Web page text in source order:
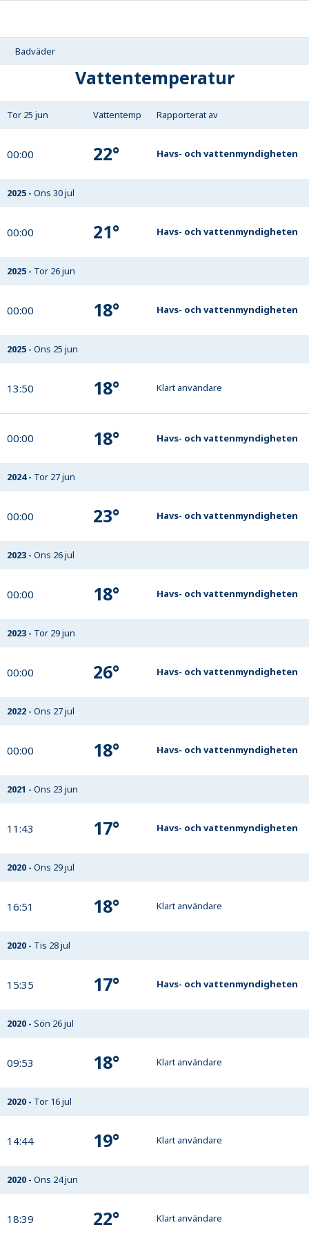
Badväder
Vattentemperatur
Tor 25 jun Vattentemp Rapporterat av
00:00 22° Havs- och vattenmyndigheten
2025 - Ons 30 jul
00:00 21° Havs- och vattenmyndigheten
2025 - Tor 26 jun
00:00 18° Havs- och vattenmyndigheten
2025 - Ons 25 jun
13:50 18° Klart användare
00:00 18° Havs- och vattenmyndigheten
2024- Tor 27 jun
00:00 23° Havs- och vattenmyndigheten
2023 - Ons 26 jul
00:00 18° Havs- och vattenmyndigheten
2023 - Tor 29 jun
00:00 26° Havs- och vattenmyndigheten
2022 - Ons 27 jul
00:00 18° Havs- och vattenmyndigheten
2021 - Ons 23 jun
11:43 17° Havs- och vattenmyndigheten
2020 - Ons 29 jul
16:51 18° Klart användare
2020 - Tis 28 jul
15:35 17° Havs- och vattenmyndigheten
2020 - Sön 26 jul
09:53 18° Klart användare
2020 - Tor 16 jul
14:44 19° Klart användare
2020 - Ons 24 jun
18:39 22° Klart användare